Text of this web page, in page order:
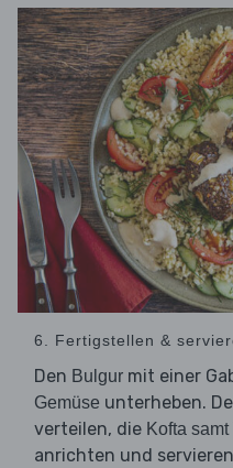
6. Fertigstellen &
Den Bulgur mit einer
Gemüse unterheben.
verteilen, die Kofta
anrichten und